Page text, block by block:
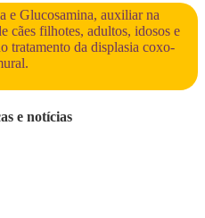
e Glucosamina, auxiliar na
cães filhotes, adultos, idosos e
tratamento da displasia coxo-
e notícias